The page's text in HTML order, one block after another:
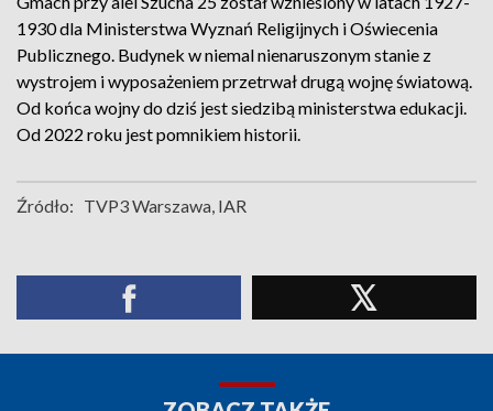
1930 dla Ministerstwa Wyznań Religijnych i Oświecenia
Publicznego. Budynek w niemal nienaruszonym stanie z
wystrojem i wyposażeniem przetrwał drugą wojnę światową.
Od końca wojny do dziś jest siedzibą ministerstwa edukacji.
Od 2022 roku jest pomnikiem historii.
Źródło: TVP3 Warszawa, IAR